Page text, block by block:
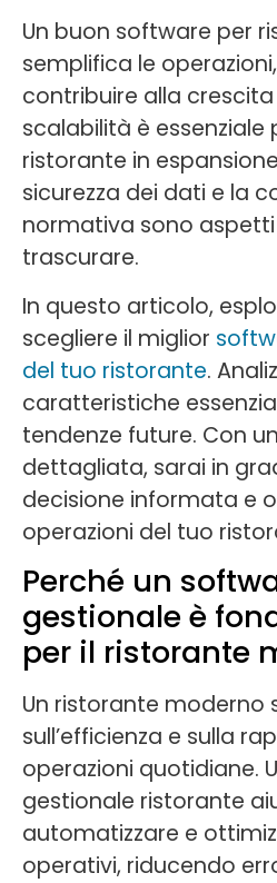
Un buon software per
semplifica le
contribuire alla crescita
scalabilità è
ristorante in
sicurezza dei dati e la
normativa sono
trascurare.
In questo articolo,
scegliere il miglior
del tuo ristorante.
caratteristiche
tendenze future. Con
dettagliata, sarai in
decisione informata e
operazioni del tuo
Perché un
gestionale è
per il ristorante
Un ristorante moderno
sull’efficienza e sulla
operazioni quotidiane.
gestionale ristorante
automatizzare e
operativi, riducendo